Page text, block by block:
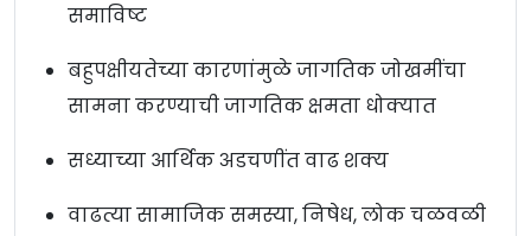
समाविष्ट
बहुपक्षीयतेच्या कारणांमुळे जागतिक जोखमींचा
सामना करण्याची जागतिक क्षमता धोक्यात
सध्याच्या आर्थिक अडचणींत वाढ शक्य
वाढत्या सामाजिक समस्या, निषेध, लोक चळवळी